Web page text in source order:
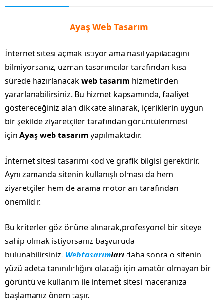
Ayaş Web Tasarım
İnternet sitesi açmak istiyor ama nasıl yapılacağını
bilmiyorsanız, uzman tasarımcılar tarafından kısa
sürede hazırlanacakweb tasarım hizmetinden
yararlanabilirsiniz. Bu hizmet kapsamında, faaliyet
göstereceğiniz alan dikkate alınarak, içeriklerin uygun
bir şekilde ziyaretçiler tarafından görüntülenmesi
için Ayaş web tasarım yapılmaktadır.
İnternet sitesi tasarımı kod ve grafik bilgisi gerektirir.
Aynı zamanda sitenin kullanışlı olması da hem
ziyaretçiler hem de arama motorları tarafından
önemlidir.
Bu kriterler göz önüne alınarak,profesyonel bir siteye
sahip olmak istiyorsanız başvuruda
bulunabilirsiniz. Webtasarımlarıdaha sonra o sitenin
yüzü adeta tanınılırlığını olacağı için amatör olmayan bir
görüntü ve kullanım ile internet sitesi maceranıza
başlamanız önem taşır.